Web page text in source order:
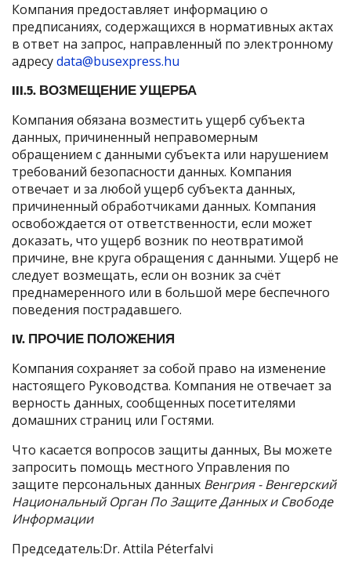
Компания предоставляет информацию о
предписаниях, содержащихся в нормативных актах
в ответ на запрос, направленный по электронному
адресуdata@busexpress.hu
III.5. ВОЗМЕЩЕНИЕ УЩЕРБА
Компания обязана возместить ущерб субъекта
данных, причиненный неправомерным
обращением с данными субъекта или нарушением
требований безопасности данных. Компания
отвечает и за любой ущерб субъекта данных,
причиненный обработчиками данных. Компания
освобождается от ответственности, если может
доказать, что ущерб возник по неотвратимой
причине, вне круга обращения с данными. Ущерб не
следует возмещать, если он возник за счёт
преднамеренного или в большой мере беспечного
поведения пострадавшего.
IV. ПРОЧИЕ ПОЛОЖЕНИЯ
Компания сохраняет за собой право на изменение
настоящего Руководства. Компания не отвечает за
верность данных, сообщенных посетителями
домашних страниц или Гостями.
Что касается вопросов защиты данных, Вы можете
запросить помощь местного Управления по
защите персональных данных Венгрия - Венгерский
Национальный Орган По Защите Данных и Свободе
Информации
Председатель:Dr. Attila Péterfalvi